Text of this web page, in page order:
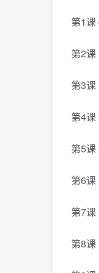
第1
第2课
第3
第4
第5
第6
第7
第8